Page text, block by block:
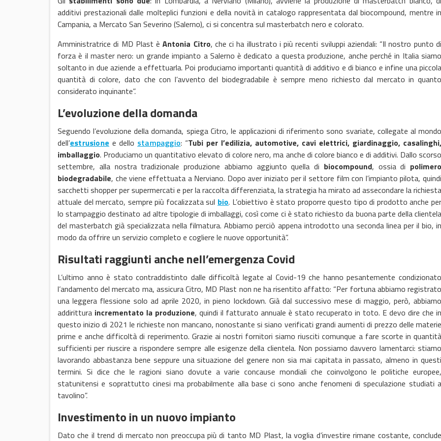
additivi prestazionali dalle molteplici funzioni e della novità in catalogo rappresentata dal biocompound, mentre in
Campania, a Mercato San Severino (Salerno), ci si concentra sul masterbatch nero e colorato.
Amministratrice di MD Plast èAntonia Citro, che ci ha illustrato i più recenti sviluppi aziendali: “Il nostro punto
forza è il master nero: un grande impianto a Salerno è dedicato a questa produzione, anche perché in Italia siamo
soltanto in due aziende a effettuarla. Poi produciamo importanti quantità di additivo e di bianco e infine una piccola
quantità di colore, dato che con l’avvento del biodegradabile è sempre meno richiesto dal mercato in quanto
considerato inquinante”.
L’evoluzione della domanda
Seguendo l’evoluzione della domanda, spiega Citro, le applicazioni di riferimento sono svariate, collegate al mondo
dell’estrusione e dello stampaggio: “Tubi per l’edilizia, automotive, cavi elettrici, giardinaggio, casalinghi,
imballaggio. Produciamo un quantitativo elevato di colore nero, ma anche di colore bianco e di additivi. Dallo scorso
settembre, alla nostra tradizionale produzione abbiamo aggiunto quella di biocompound, ossia di polimero
biodegradabile, che viene effettuata a Nerviano. Dopo aver iniziato per il settore film con l’impianto pilota, quindi
sacchetti shopper per supermercati e per la raccolta differenziata, la strategia ha mirato ad assecondare la richiesta
attuale del mercato, sempre più focalizzata sul bio. L’obiettivo è stato proporre questo tipo di prodotto anche
lo stampaggio destinato ad altre tipologie di imballaggi, così come ci è stato richiesto da buona parte della clientela
del masterbatch già specializzata nella filmatura. Abbiamo perciò appena introdotto una seconda linea per il bio, in
modo da offrire un servizio completo e cogliere le nuove opportunità”.
Risultati raggiunti anche nell’emergenza Covid
L’ultimo anno è stato contraddistinto dalle difficoltà legate al Covid-19 che hanno pesantemente condizionato
l’andamento del mercato ma, assicura Citro, MD Plast non ne ha risentito affatto: “Per fortuna abbiamo registrato
una leggera flessione solo ad aprile 2020, in pieno lockdown. Già dal successivo mese di maggio, però, abbiamo
addirittura incrementato la produzione, quindi il fatturato annuale è stato recuperato in toto. E devo dire che in
questo inizio di 2021 le richieste non mancano, nonostante si siano verificati grandi aumenti di prezzo delle materie
prime e anche difficoltà di reperimento. Grazie ai nostri fornitori siamo riusciti comunque a fare scorte in quantità
sufficienti per riuscire a rispondere sempre alle esigenze della clientela. Non possiamo davvero lamentarci: stiamo
lavorando abbastanza bene seppure una situazione del genere non sia mai capitata in passato, almeno in questi
termini. Si dice che le ragioni siano dovute a varie concause mondiali che coinvolgono le politiche europee,
statunitensi e soprattutto cinesi ma probabilmente alla base ci sono anche fenomeni di speculazione studiati a
tavolino”.
Investimento in un nuovo impianto
Dato che il trend di mercato non preoccupa più di tanto MD Plast, la voglia d’investire rimane costante, conclude